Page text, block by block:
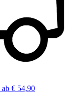
ab € 54,90